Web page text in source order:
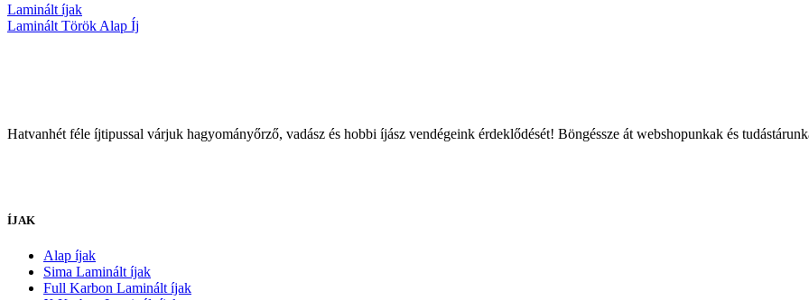
Laminált íjak
Laminált Török Alap Íj
Hatvanhét féle íjtipussal várjuk hagyományőrző, vadász és hobbi íjász vendégeink érdeklődését! Böngéssze át webshopunkak és
ÍJAK
Alap íjak
Sima Laminált íjak
Full Karbon Laminált íjak